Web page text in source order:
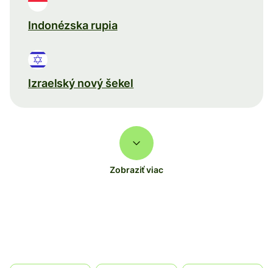
Indonézska rupia
Izraelský nový šekel
Zobraziť viac